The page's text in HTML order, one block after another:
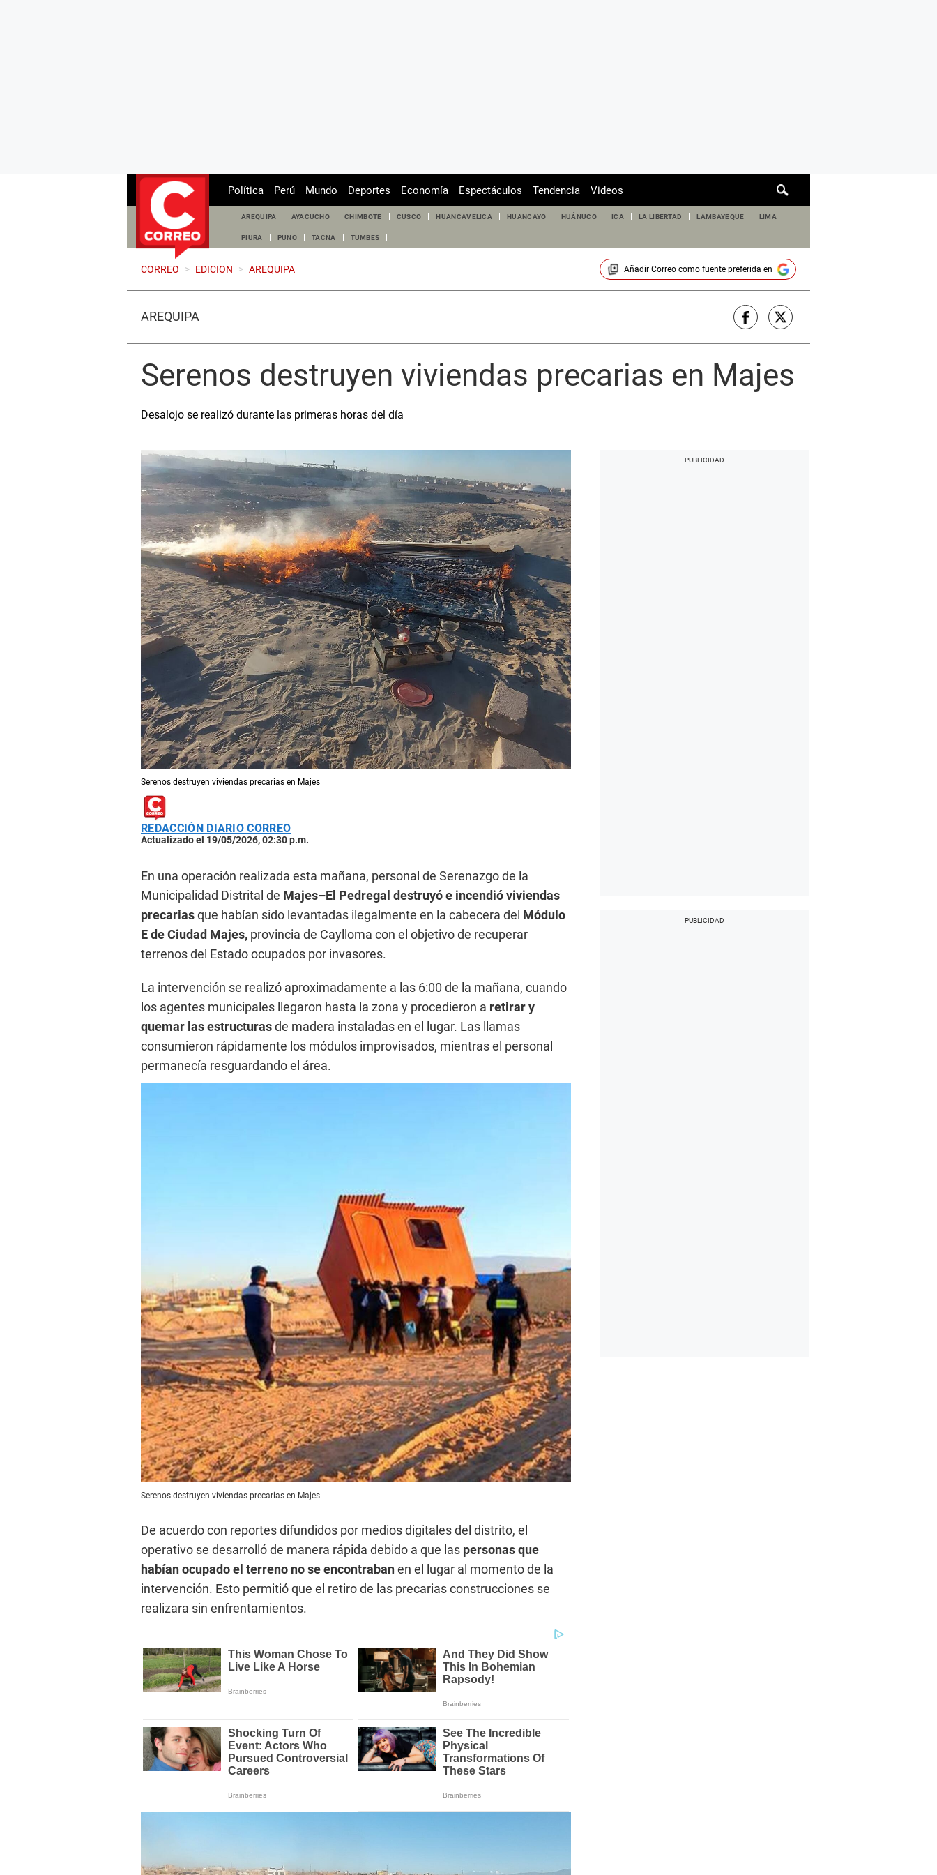
de
Política Perú Mundo Deportes Economía Espectáculos Tendencia Videos
AREQUIPA AYACUCHO CHIMBOTE CUSCO HUANCAVELICA HUANCAYO HUÁNUCO ICA LA LIBERTAD LAMBAYEQUE LIMA
PIURA PUNO TACNA TUMBES
CORREO > EDICION > AREQUIPA Añadir Correocomo fuente preferida en
AREQUIPA
Serenos destruyen viviendas precarias en Majes
Desalojo se realizó durante las primeras horas del día
Serenos destruyen viviendas precarias en Majes
REDACCIÓN DIARIO CORREO
Actualizado el 19/05/2026, 02:30 p.m.
En una operación realizada esta mañana, personal de Serenazgo de la
Municipalidad Distrital de Majes–El Pedregal destruyó e incendió viviendas
precariasque habían sido levantadas ilegalmente en la cabecera del Módulo
E de Ciudad Majes, provincia de Caylloma con el objetivo de recuperar
terrenos del Estado ocupados por invasores.
La intervención se realizó aproximadamente a las 6:00 de la mañana, cuando
los agentes municipales llegaron hasta la zona y procedieron a retirar y
quemar las estructurasde madera instaladas en el lugar. Las llamas
consumieron rápidamente los módulos improvisados, mientras el personal
permanecía resguardando el área.
Serenos destruyen viviendas precarias en Majes
De acuerdo con reportes difundidos por medios digitales del distrito, el
operativo se desarrolló de manera rápida debido a que las personas que
habían ocupado el terreno no se encontrabanen el lugar al momento de la
intervención. Esto permitió que el retiro de las precarias construcciones se
realizara sin enfrentamientos.